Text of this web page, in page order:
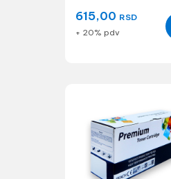
615,00 RSD
+ 20% pdv